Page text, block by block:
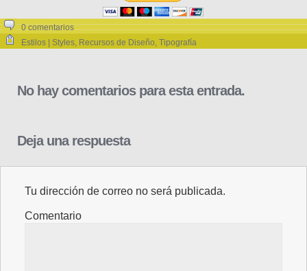
0 comentarios
Estilos | Styles, Recursos de Diseño, Tipografía
No hay comentarios para esta entrada.
Deja una respuesta
Tu dirección de correo no será publicada.
Comentario